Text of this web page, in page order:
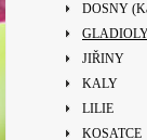
DOSNY
JIŘINY
KALY
LILIE
KOSATCE